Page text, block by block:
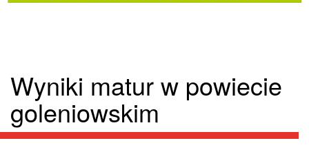
Wyniki matur w powiecie
goleniowskim